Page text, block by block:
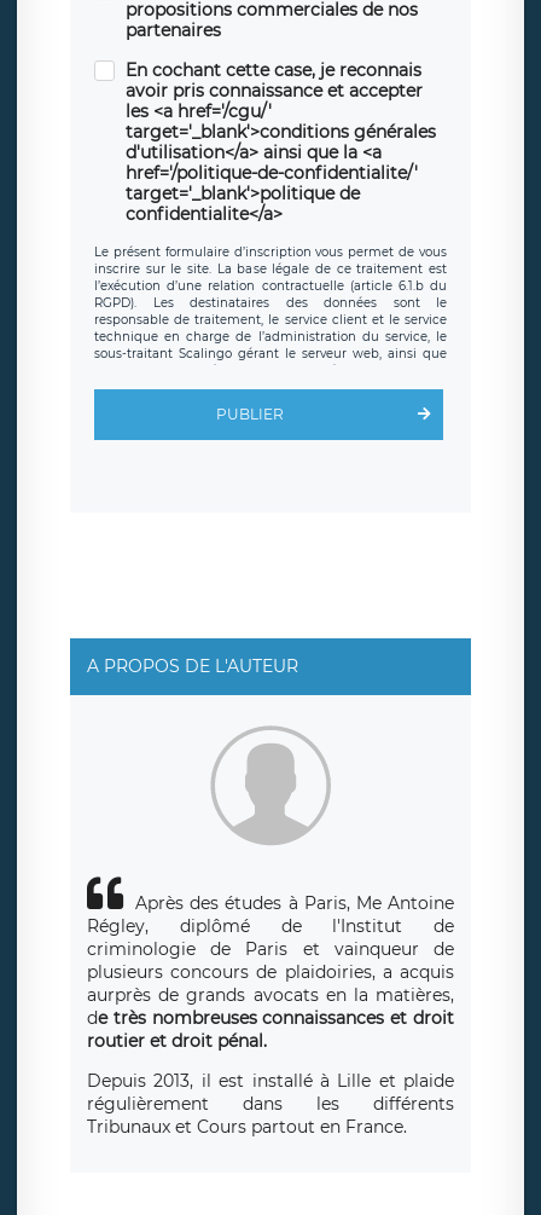
propositions commerciales de nos
partenaires
En cochant cette case, je reconnais
avoir pris connaissance et accepter
les <a href='/cgu/'
target='_blank'>conditions générales
d'utilisation</a> ainsi que la <a
href='/politique-de-confidentialite/'
target='_blank'>politique de
confidentialite</a>
Le présent formulaire d’inscription vous permet de vous
inscrire sur le site. La base légale de ce traitement est
l’exécution d’une relation contractuelle (article 6.1.b du
RGPD). Les destinataires des données sont le
responsable de traitement, le service client et le service
technique en charge de l’administration du service, le
sous-traitant Scalingo gérant le serveur web, ainsi que
toute personne légalement autorisée. Le formulaire
d’inscription est hébergé sur un serveur hébergé par
clauses de
protection conformes au RGPD
. Les données collectées
sont conservées jusqu’à ce que l’Internaute en sollicite la
rue Léopold Sédar Senghor, joignable à l’adresse mail :
responsabledetraitement@legavox.fr. Vous avez
également le droit d’introduire une réclamation auprès
d’une autorité de contrôle.
PUBLIER
A PROPOS DE L'AUTEUR
Après des études à Paris, Me Antoine
Régley, diplômé de l'Institut de
criminologie de Paris et vainqueur de
plusieurs concours de plaidoiries, a acquis
aurprès de grands avocats en la matières,
de très nombreuses connaissances et droit
routier et droit pénal.
Depuis 2013, il est installé à Lille et plaide
régulièrement dans les différents
Tribunaux et Cours partout en France.